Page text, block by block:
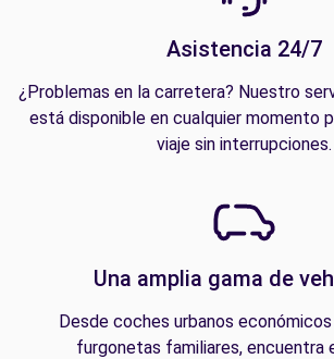
Asistencia 24/7
¿Problemas en la carretera? Nuestro
está disponible en cualquier momento
viaje sin interrupciones.
Una amplia gama de
Desde coches urbanos
furgonetas familiares, encuentra